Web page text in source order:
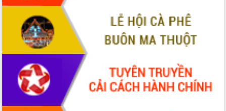
Nâng cao hiệu lực, hiệu quả HĐND
tỉnh thông qua hiện đại hóa hành chính
Xã Ea Phê gắn cải cách hành chính với
chuyển đổi số
Phó Chủ tịch Thường trực UBND tỉnh
Hồ Thị Nguyên Thảo làm việc tại Trung
tâm Phục vụ hành chính công xã Ea
Phê
Xây dựng nền hành chính số đồng
hành cùng nông dân dân, doanh nghiệp